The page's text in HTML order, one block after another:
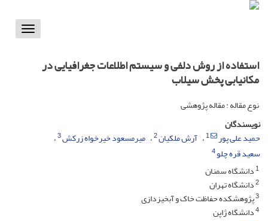
Toggle
استفاده از روش دلفی و سیستم اطلاعات جغرافیایی در
مکانیابی پخش سیلاب
نوع مقاله : مقاله پژوهشی
نویسندگان
حمید علی پور
1 آرش ملکیان2 میرمسعود خیرخواه زرکش3
سعید قره چلو4
1دانشگاه سمنان
2دانشگاه تهران
3پژوهشکده حفاظت خاک و آبخیزدازی
4دانشگاه ژاپن